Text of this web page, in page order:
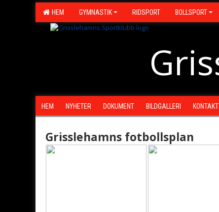
HEM GYMNASTIK RIDSPORT BOLLSPORT
HEM NYHETER DOKUMENT BILDGALLERI KONTAKT
Grisslehamns fotbollsplan